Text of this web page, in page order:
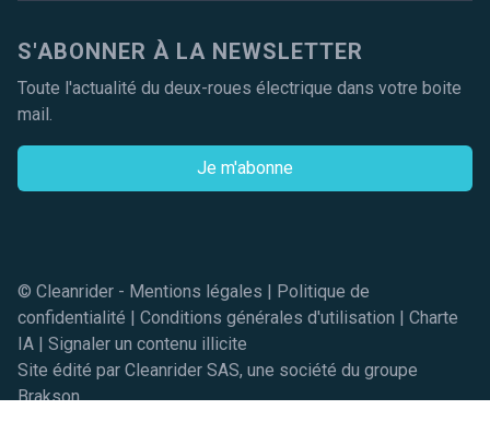
S'ABONNER À LA NEWSLETTER
Toute l'actualité du deux-roues électrique dans votre boite
mail.
Je m'abonne
© Cleanrider - Mentions légales | Politique de
confidentialité | Conditions générales d'utilisation | Charte
IA | Signaler un contenu illicite
Site édité par Cleanrider SAS, une société du groupe
Brakson